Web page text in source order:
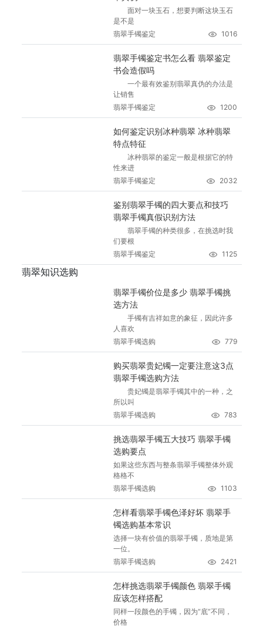
面对一块玉石，想要判断这块玉石
是不是
翡翠手镯鉴定
1016
翡翠手镯鉴定书怎么看 翡翠鉴定
书会造假吗
一个最有效鉴别翡翠真伪的办法是
让销售
翡翠手镯鉴定
1200
如何鉴定识别冰种翡翠 冰种翡翠
特点特征
冰种翡翠的鉴定一般是根据它的特
性来进
翡翠手镯鉴定
2032
鉴别翡翠手镯的四大要点和技巧
翡翠手镯真假识别方法
翡翠手镯的种类很多，在挑选时我
们要根
翡翠手镯鉴定
1125
翡翠知识选购
翡翠手镯价位是多少 翡翠手镯挑
选方法
手镯有吉祥如意的象征，因此许多
人喜欢
翡翠手镯选购
779
购买翡翠贵妃镯一定要注意这3点
翡翠手镯选购方法
贵妃镯是翡翠手镯其中的一种，之
所以叫
翡翠手镯选购
783
挑选翡翠手镯五大技巧 翡翠手镯
选购要点
如果这些东西与整条翡翠手镯整体外观
格格不
翡翠手镯选购
1103
怎样看翡翠手镯色泽好坏 翡翠手
镯选购基本常识
选择一块有价值的翡翠手镯，质地是第
一位。
翡翠手镯选购
2421
怎样挑选翡翠手镯颜色 翡翠手镯
应该怎样搭配
同样一段颜色的手镯，因为“底”不同，
价格